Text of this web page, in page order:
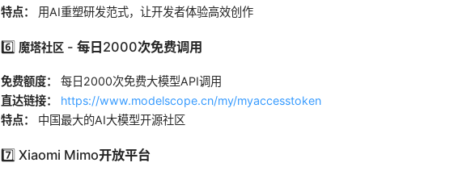
特点：
用AI重塑研发范式，让开发者体验高效创作
6️⃣ 魔塔社区 - 每日2000次免费调用
免费额度：
每日2000次免费大模型API调用
直达链接：
https://www.modelscope.cn/my/myaccesstoken
特点：
中国最大的AI大模型开源社区
7️⃣ Xiaomi Mimo开放平台